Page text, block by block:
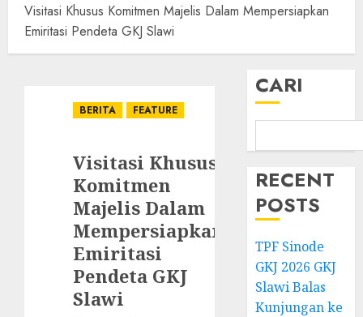
Visitasi Khusus Komitmen Majelis Dalam Mempersiapkan
Emiritasi Pendeta GKJ Slawi
BERITA FEATURE
Visitasi Khusus
Komitmen
Majelis Dalam
Mempersiapkan
Emiritasi
Pendeta GKJ
Slawi
CARI
RECENT
POSTS
TPF Sinode
GKJ 2026 GKJ
Slawi Balas
Kunjungan ke